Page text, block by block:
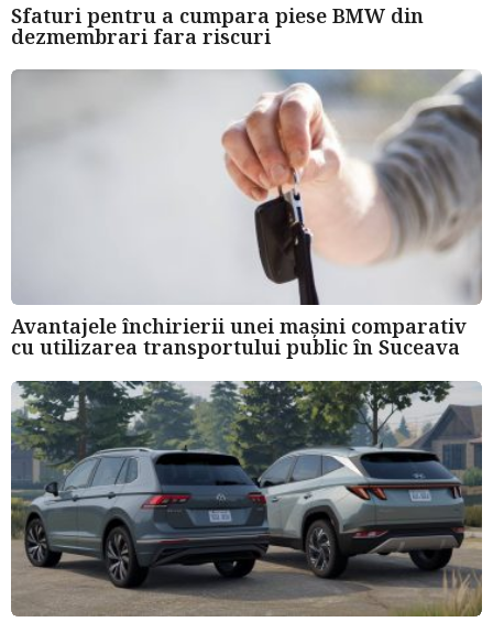
Sfaturi pentru a cumpara piese BMW din
dezmembrari fara riscuri
Avantajele închirierii unei mașini comparativ
cu utilizarea transportului public în Suceava